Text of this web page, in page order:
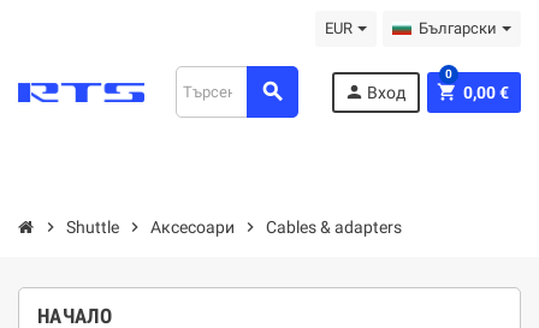
EUR Български
search person Вход shopping_cart 0,00 €
0
chevron_right Shuttle chevron_right Аксесоари chevron_right Cables & adapters
НАЧАЛО